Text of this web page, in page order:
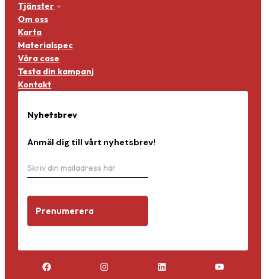
Tjänster
Om oss
Karta
Materialspec
Våra case
Testa din kampanj
Kontakt
Nyhetsbrev
Anmäl dig till vårt nyhetsbrev!
N
y
s
r
Prenumerera
O
m
r